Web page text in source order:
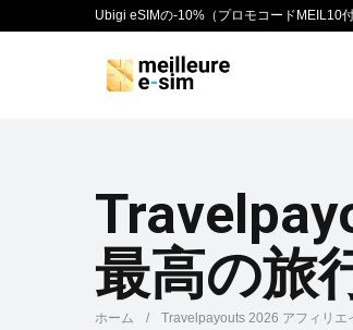
Ubigi eSIMの-10%（プロモコードMEIL10付
最高の旅
ホーム / Travelpayouts 2026 アフィリエ